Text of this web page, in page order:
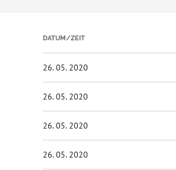
DATUM/ZEIT
26. 05. 2020
26. 05. 2020
26. 05. 2020
26. 05. 2020